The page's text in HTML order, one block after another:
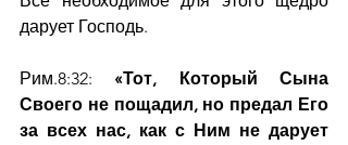
дарует Господь.
Рим.8:32: «Тот, Который Сына
Своего не пощадил, но предал Его
за всех нас, как с Ним не дарует